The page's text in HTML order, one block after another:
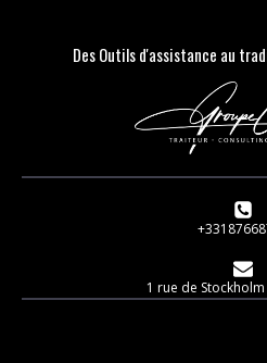
Des Outils d'assistance au
1 rue de